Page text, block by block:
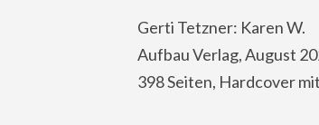
Gerti Tetzner: Karen W.
Aufbau Verlag, August
398 Seiten, Hardcover